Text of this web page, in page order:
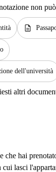
non
description
dell'università
altri
che hai
lasci